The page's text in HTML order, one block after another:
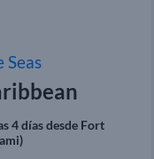
Seas
4 días desde Fort